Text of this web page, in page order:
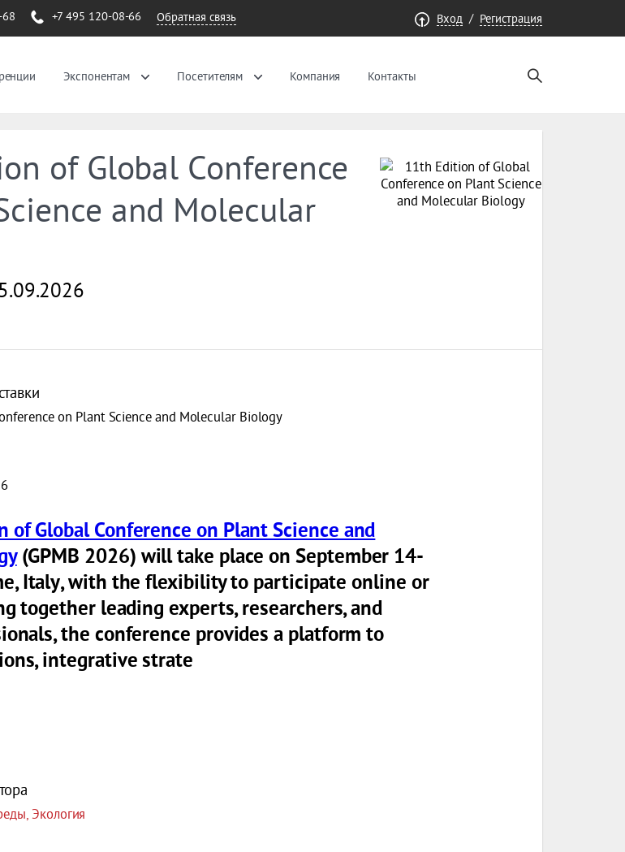
+7 495 120-08-66 Обратная связь Вход / Регистрация
Экспонентам Посетителям Компания Контакты
of Global Conference
and Molecular
on Plant Science and Molecular Biology
of Global Conference on Plant Science and
(GPMB 2026) will take place onSeptember 14-
Italy, with the flexibility to participate online or
together leading experts, researchers, and
the conference provides a platform to
integrative strate
Экология